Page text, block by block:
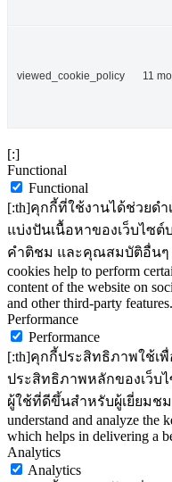
viewed_cookie_policy 11
[:]
Functional
Functional
[:th]คุกกี้ที่ใช้งานได้ช่วยด
แบ่งปันเนื้อหาของเว็บไซ
คำติชม และคุณสมบัติอื่นๆ
cookies help to perform
content of the website on
and other third-party
Performance
Performance
[:th]คุกกี้ประสิทธิภาพใช้เ
ประสิทธิภาพหลักของเว็บ
ผู้ใช้ที่ดีขึ้นสำหรับผู้เยี่ยมชม.
understand and analyze the
which helps in delivering a
Analytics
Analytics